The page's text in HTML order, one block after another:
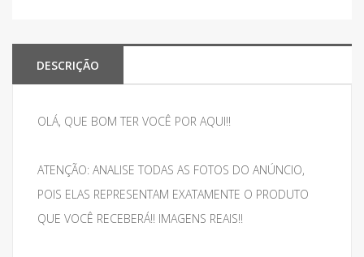
DESCRIÇÃO
OLÁ, QUE BOM TER VOCÊ POR AQUI!!
ATENÇÃO: ANALISE TODAS AS FOTOS DO ANÚNCIO,
POIS ELAS REPRESENTAM EXATAMENTE O PRODUTO
QUE VOCÊ RECEBERÁ!! IMAGENS REAIS!!